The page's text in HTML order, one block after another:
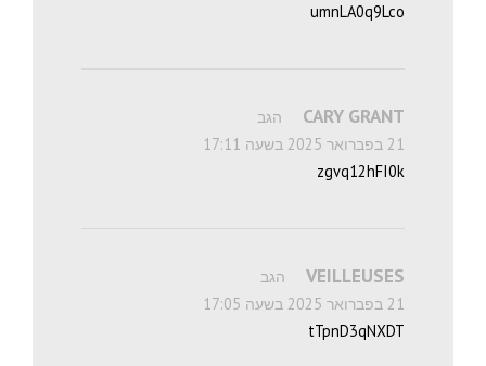
umnLA0q9Lco
CARY GRANT
הגב
21 בפברואר 2025 בשעה 17:11
zgvq12hFI0k
VEILLEUSES
הגב
21 בפברואר 2025 בשעה 17:05
tTpnD3qNXDT